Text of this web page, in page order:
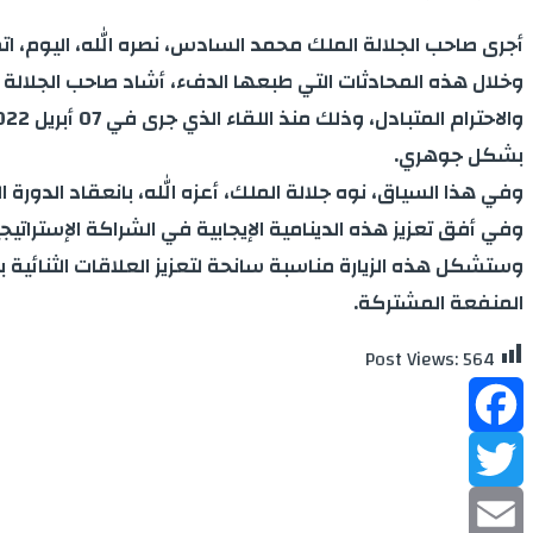
أجرى صاحب الجلالة الملك محمد السادس، نصره الله، اليوم،
وخلال هذه المحادثات التي طبعها الدفء، أشاد صاحب
بشكل جوهري.
وفي هذا السياق، نوه جلالة الملك، أعزه الله، بانعقاد
وفي أفق تعزيز هذه الدينامية الإيجابية في الشراكة
وستشكل هذه الزيارة مناسبة سانحة لتعزيز العلاقات
المنفعة المشتركة.
Post Views:564
Facebook
Twitter